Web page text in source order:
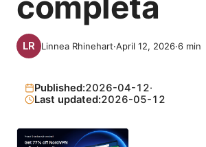
Linnea Rhinehart·April 12, 2026·6 min
Published:2026-04-12·
Last updated:2026-05-12